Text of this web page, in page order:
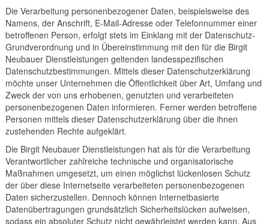
Die Verarbeitung personenbezogener Daten, beispielsweise des
Namens, der Anschrift, E-Mail-Adresse oder Telefonnummer einer
betroffenen Person, erfolgt stets im Einklang mit der Datenschutz-
Grundverordnung und in Übereinstimmung mit den für die Birgit
Neubauer Dienstleistungen geltenden landesspezifischen
Datenschutzbestimmungen. Mittels dieser Datenschutzerklärung
möchte unser Unternehmen die Öffentlichkeit über Art, Umfang und
Zweck der von uns erhobenen, genutzten und verarbeiteten
personenbezogenen Daten informieren. Ferner werden betroffene
Personen mittels dieser Datenschutzerklärung über die ihnen
zustehenden Rechte aufgeklärt.
Die Birgit Neubauer Dienstleistungen hat als für die Verarbeitung
Verantwortlicher zahlreiche technische und organisatorische
Maßnahmen umgesetzt, um einen möglichst lückenlosen Schutz
der über diese Internetseite verarbeiteten personenbezogenen
Daten sicherzustellen. Dennoch können Internetbasierte
Datenübertragungen grundsätzlich Sicherheitslücken aufweisen,
sodass ein absoluter Schutz nicht gewährleistet werden kann. Aus